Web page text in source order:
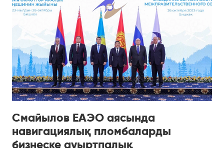
Смайылов ЕАЭО аясында
навигациялық пломбаларды
бизнеске ауыртпалық